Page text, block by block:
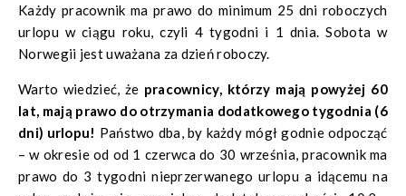
Każdy pracownik ma prawo do minimum 25 dni roboczych
urlopu w ciągu roku, czyli 4 tygodni i 1 dnia. Sobota w
Norwegii jest uważana za dzień roboczy.
Warto wiedzieć, że pracownicy, którzy mają powyżej 60
lat, mają prawo do otrzymania dodatkowego tygodnia (6
dni) urlopu! Państwo dba, by każdy mógł godnie odpocząć
– w okresie od od 1 czerwca do 30 września, pracownik ma
prawo do 3 tygodni nieprzerwanego urlopu a idącemu na